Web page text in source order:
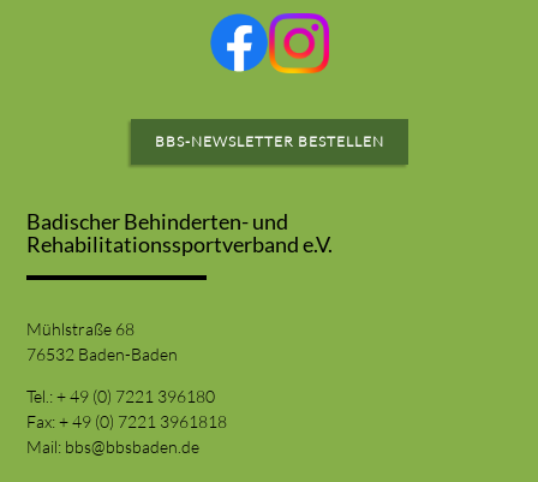
BBS-NEWSLETTER BESTELLEN
Badischer Behinderten- und
Rehabilitationssportverband e.V.
Mühlstraße 68
76532 Baden-Baden
Tel.: + 49 (0) 7221 396180
Fax: + 49 (0) 7221 3961818
Mail: bbs@bbsbaden.de